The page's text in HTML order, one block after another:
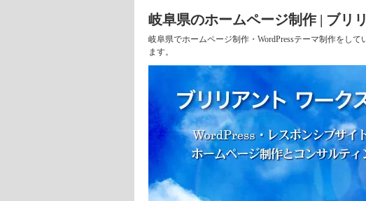
岐阜県のホームページ制作 | ブリ
岐阜県でホームページ制作・WordPressテーマ制作をし
ます。